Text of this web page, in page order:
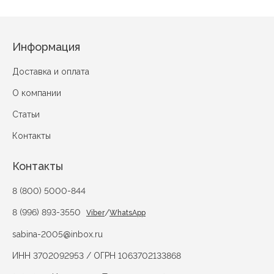
Информация
Доставка и оплата
О компании
Статьи
Контакты
Контакты
8 (800) 5000-844
8 (996) 893-3550 Viber/WhatsApp
sabina-2005@inbox.ru
ИНН 3702092953 / ОГРН 1063702133868